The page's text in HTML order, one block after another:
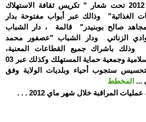
الى غاية 27 جوان 2012 تحت شعار " تكريس ثقافة الاستهلاك
الغذائية" وذالك عبر أبواب مفتوحة بدار
صالح بوبنيدر" قالمة ، دار الشباب
الزناتي ودار الشباب "عصفور محمد
باشراك جميع القطاعات المعنية،
الكشافة الوطنية الإسلامية وجمعية حماية المستهلك وكذلك عبر 03
ستجوب أحياء وبلديات الولاية وفق
... المخطط
المراقبة خلال شهر ماي 2012 . . .